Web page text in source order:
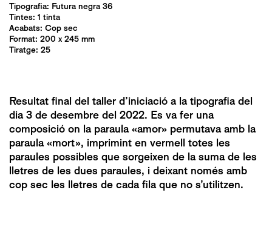
Tipografia: Futura negra 36
Tintes: 1 tinta
Acabats: Cop sec
Format: 200 x 245 mm
Tiratge: 25
Resultat final del taller d’iniciació a la tipografia del
dia 3 de desembre del 2022. Es va fer una
composició on la paraula «amor» permutava amb la
paraula «mort», imprimint en vermell totes les
paraules possibles que sorgeixen de la suma de les
lletres de les dues paraules, i deixant només amb
cop sec les lletres de cada fila que no s’utilitzen.